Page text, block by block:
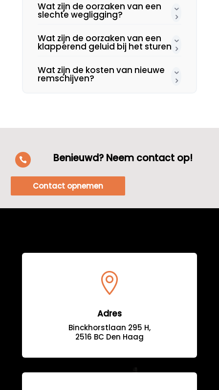
Wat zijn de oorzaken van een
slechte wegligging?
Wat zijn de oorzaken van een
klapperend geluid bij het sturen?
Wat zijn de kosten van nieuwe
remschijven?
 Benieuwd? Neem contact op!
Contact opnemen

Adres
Binckhorstlaan 295 H,
2516 BC Den Haag